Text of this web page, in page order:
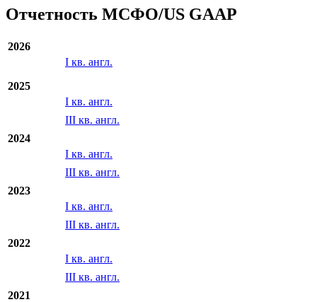
Отчетность МСФО/US GAAP
2026
I кв. англ.
2025
I кв. англ.
III кв. англ.
2024
I кв. англ.
III кв. англ.
2023
I кв. англ.
III кв. англ.
2022
I кв. англ.
III кв. англ.
2021